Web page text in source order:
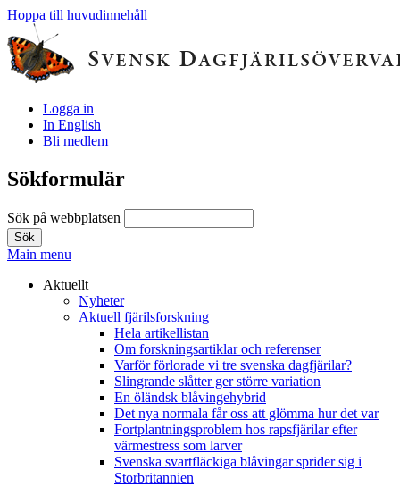
Hoppa till huvudinnehåll
Logga in
In English
Bli medlem
Sökformulär
Sök på webbplatsen
Main menu
Aktuellt
Nyheter
Aktuell fjärilsforskning
Hela artikellistan
Om forskningsartiklar och referenser
Varför förlorade vi tre svenska dagfjärilar?
Slingrande slåtter ger större variation
En öländsk blåvingehybrid
Det nya normala får oss att glömma hur det var
Fortplantningsproblem hos rapsfjärilar efter
värmestress som larver
Svenska svartfläckiga blåvingar sprider sig i
Storbritannien